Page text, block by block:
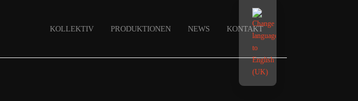
KOLLEKTIV PRODUKTIONEN NEWS KONTAKT